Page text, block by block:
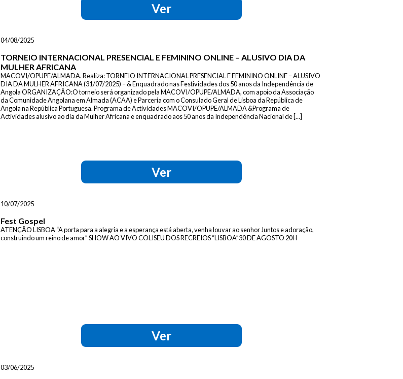
Ver
04/08/2025
TORNEIO INTERNACIONAL PRESENCIAL E FEMININO ONLINE – ALUSIVO DIA DA
MULHER AFRICANA
MACOVI/OPUPE/ALMADA. Realiza: TORNEIO INTERNACIONAL PRESENCIAL E FEMININO ONLINE – ALUSIVO
DIA DA MULHER AFRICANA (31/07/2025) – & Enquadrado nas Festividades dos 50 anos da Independência de
Angola ORGANIZAÇÂO:O torneio será organizado pela MACOVI/OPUPE/ALMADA, com apoio da Associação
da Comunidade Angolana em Almada (ACAA) e Parceria com o Consulado Geral de Lisboa da República de
Angola na República Portuguesa. Programa de Actividades MACOVI/OPUPE/ALMADA &Programa de
Actividades alusivo ao dia da Mulher Africana e enquadrado aos 50 anos da Independência Nacional de […]
Ver
10/07/2025
Fest Gospel
ATENÇÃO LISBOA “A porta para a alegria e a esperança está aberta, venha louvar ao senhor Juntos e adoração,
construindo um reino de amor” SHOW AO VIVO COLISEU DOS RECREIOS “LISBOA”30 DE AGOSTO 20H
Ver
03/06/2025